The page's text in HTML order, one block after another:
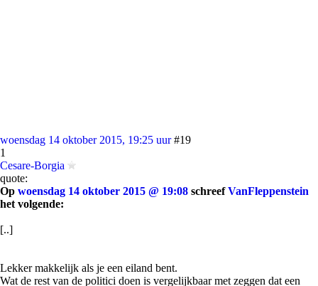
woensdag 14 oktober 2015, 19:25 uur #19
1
Cesare-Borgia
quote:
Op woensdag 14 oktober 2015 @ 19:08 schreefVanFleppenstein
het volgende:
[..]
Lekker makkelijk als je een eiland bent.
Wat de rest van de politici doen is vergelijkbaar met zeggen dat een